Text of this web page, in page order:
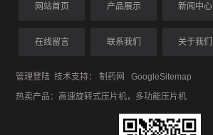
网站首页 产品展示 新闻中心
在线留言 联系我们 关于我们
管理登陆 技术支持：制药网
GoogleSitemap
热卖产品：高速旋转式压片机， 多功能压片机